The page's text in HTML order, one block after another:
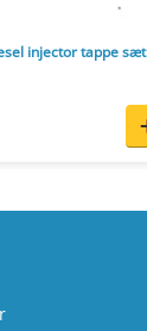
injector tappe sæt